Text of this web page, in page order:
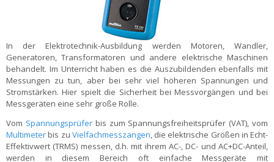
In der Elektrotechnik-Ausbildung werden Motoren, Wandler,
Generatoren, Transformatoren und andere elektrische Maschinen
behandelt. Im Unterricht haben es die Auszubildenden ebenfalls mit
Messungen zu tun, aber bei sehr viel höheren Spannungen und
Stromstärken. Hier spielt die Sicherheit bei Messvorgängen und bei
Messgeräten eine sehr große Rolle.
Vom Spannungsprüferbis zum Spannungsfreiheitsprüfer (VAT), vom
Multimeterbis zu Vielfachmesszangen, die elektrische Größen in Echt-
Effektivwert (TRMS) messen, d.h. mit ihrem AC-, DC- und AC+DC-Anteil,
werden in diesem Bereich oft einfache Messgeräte mit